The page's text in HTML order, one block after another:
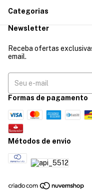
Categorias
Newsletter
Receba ofertas
email.
Formas de pagamento
Métodos de envio